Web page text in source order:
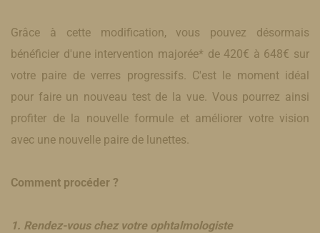
Grâce à cette modification, vous pouvez désormais
bénéficier d'une intervention majorée* de 420€ à 648€ sur
votre paire de verres progressifs. C'est le moment idéal
pour faire un nouveau test de la vue. Vous pourrez ainsi
profiter de la nouvelle formule et améliorer votre vision
avec une nouvelle paire de lunettes.
Comment procéder ?
1. Rendez-vous chez votre ophtalmologiste